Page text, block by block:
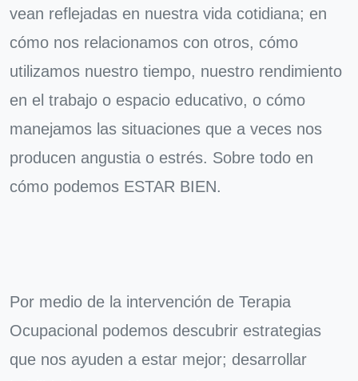
vean reflejadas en nuestra vida cotidiana; en
cómo nos relacionamos con otros, cómo
utilizamos nuestro tiempo, nuestro rendimiento
en el trabajo o espacio educativo, o cómo
manejamos las situaciones que a veces nos
producen angustia o estrés. Sobre todo en
cómo podemos ESTAR BIEN.
Por medio de la intervención de Terapia
Ocupacional podemos descubrir estrategias
que nos ayuden a estar mejor; desarrollar